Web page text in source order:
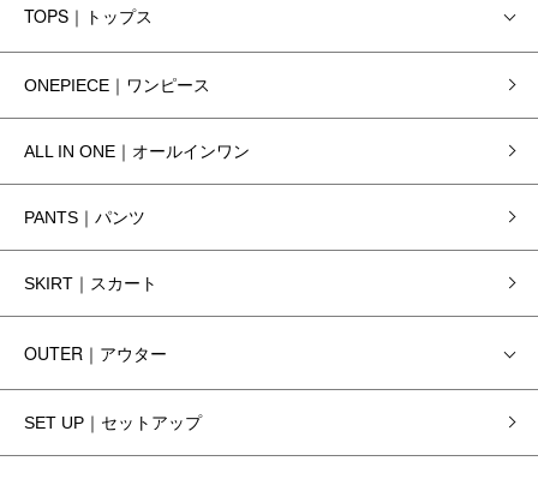
TOPS｜トップス
ONEPIECE｜ワンピース
ALL IN ONE｜オールインワン
PANTS｜パンツ
SKIRT｜スカート
OUTER｜アウター
SET UP｜セットアップ